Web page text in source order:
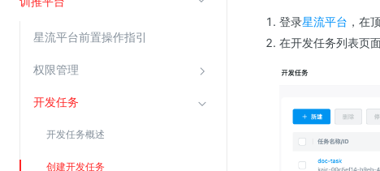
星流平台前置操作指引
权限管理
开发任务
开发任务概述
创建开发任务
登录星流平台 ，在
在开发任务列表页